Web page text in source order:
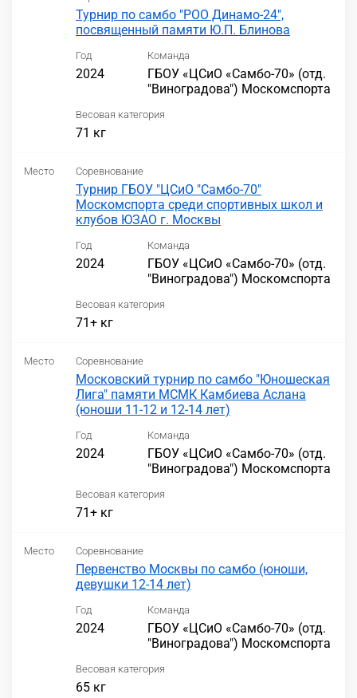
Турнир по самбо "РОО Динамо-24",
посвященный памяти Ю.П. Блинова
Год
2024
Команда
ГБОУ «ЦСиО «Самбо-70» (отд.
"Виноградова") Москомспорта
Весовая категория
71 кг
Место Соревнование
Турнир ГБОУ "ЦСиО "Самбо-70"
Москомспорта среди спортивных школ и
клубов ЮЗАО г. Москвы
Год
2024
Команда
ГБОУ «ЦСиО «Самбо-70» (отд.
"Виноградова") Москомспорта
Весовая категория
71+ кг
Место Соревнование
Московский турнир по самбо "Юношеская
Лига" памяти МСМК Камбиева Аслана
(юноши 11-12 и 12-14 лет)
Год
2024
Команда
ГБОУ «ЦСиО «Самбо-70» (отд.
"Виноградова") Москомспорта
Весовая категория
71+ кг
Место Соревнование
Первенство Москвы по самбо (юноши,
девушки 12-14 лет)
Год
2024
Команда
ГБОУ «ЦСиО «Самбо-70» (отд.
"Виноградова") Москомспорта
Весовая категория
65 кг